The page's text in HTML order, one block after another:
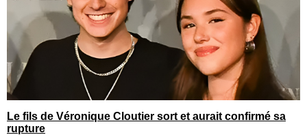
Le fils de Véronique Cloutier sort et aurait confirmé sa
rupture